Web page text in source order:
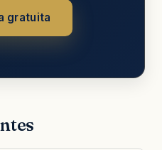
gratuita